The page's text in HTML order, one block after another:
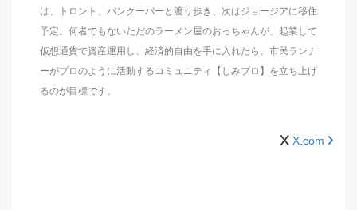
は、トロント、バンクーバーと渡り歩き、次はジョージアに移住
予定。何者でもないただのラーメン屋のおっちゃんが、起業して
仮想通貨で資産運用し、経済的自由を手に入れたら、市民ランナ
ーがプロのように活動するコミュニティ【しみプロ】を立ち上げ
るのが目標です。
X.com